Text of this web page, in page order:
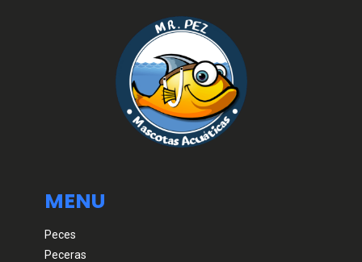
MENU
Peces
Peceras